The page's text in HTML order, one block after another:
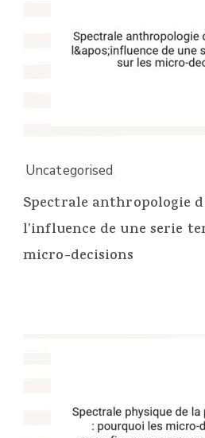
Uncategorised
Spectrale anthropologie
l'influence de une serie
micro-decisions